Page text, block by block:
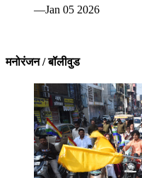
—Jan 05 2026
मनोरंजन / बॉलीवुड